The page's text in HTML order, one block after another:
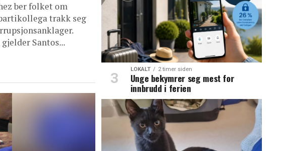
ber folket om
trakk seg
Santos...
LOKALT 2 timer siden
Unge bekymrer seg mest for
innbrudd i ferien